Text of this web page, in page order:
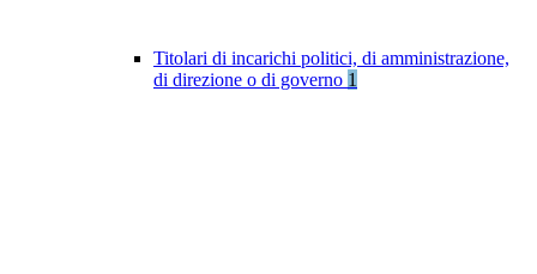
Titolari di incarichi politici, di amministrazione,
di direzione o di governo 1